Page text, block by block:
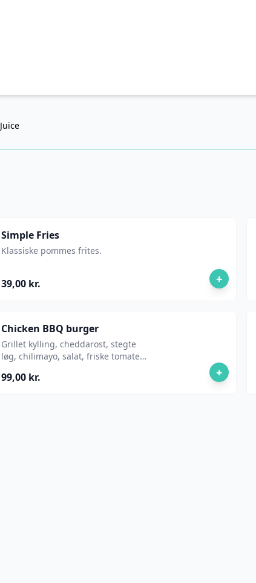
Juice
Simple Fries
Klassiske pommes frites.
39,00 kr. +
Chicken BBQ burger
Grillet kylling, cheddarost, stegte
løg, chilimayo, salat, friske tomater,
99,00 kr. +